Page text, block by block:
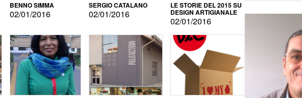
BENNO SIMMA
02/01/2016
SERGIO CATALANO
02/01/2016
LE STORIE DEL 2015 SU
DESIGN ARTIGIANALE
02/01/2016